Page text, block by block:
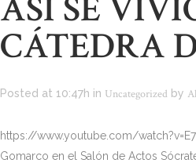
ASÍ SE
CÁTEDRA
Posted at 10:47h in Uncategorized by
https://www.youtube.com/
Gomarco en el Salón de Actos